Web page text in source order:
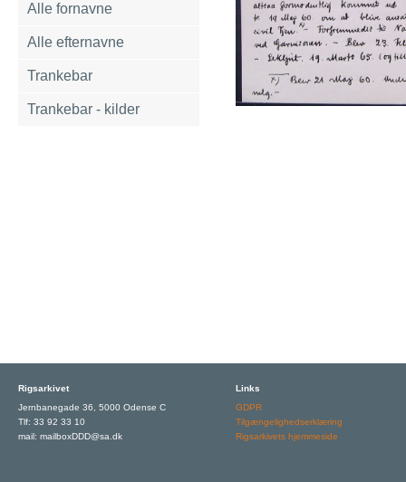
Alle fornavne
Alle efternavne
Trankebar
Trankebar - kilder
Rigsarkivet
Jernbanegade 36, 5000 Odense C
Tlf: 33 92 33 10
mail: mailboxDDD@sa.dk
Links
GDPR
Tilgængelighedserklæring
Rigsarkivets hjemmeside